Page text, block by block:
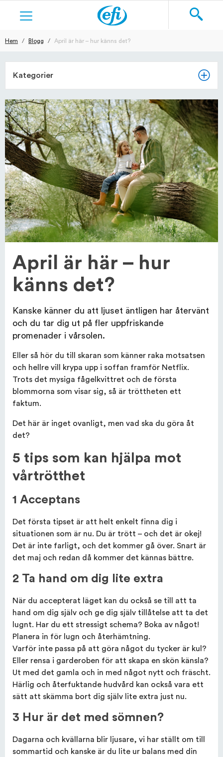
HUDVÅRD
RAKNING
TEXTILIER
BLOG
REGISTRERA DIG LOGGA IN
OM EFI AB
Hem Blogg April är här – hur känns det?
Kategorier
April är här – hur
känns det?
Kanske känner du att ljuset äntligen har återvänt
och du tar dig ut på fler uppfriskande
promenader i vårsolen.
Eller så hör du till skaran som känner raka motsatsen
och hellre vill krypa upp i soffan framför Netflix.
Trots det mysiga fågelkvittret och de första
blommorna som visar sig, så är tröttheten ett
faktum.
Det här är inget ovanligt, men vad ska du göra åt
det?
5 tips som kan hjälpa mot
vårtrötthet
1 Acceptans
Det första tipset är att helt enkelt finna dig i
situationen som är nu. Du är trött – och det är okej!
Det är inte farligt, och det kommer gå över. Snart är
det maj och redan då kommer det kännas bättre.
2 Ta hand om dig lite extra
När du accepterat läget kan du också se till att ta
hand om dig själv och ge dig själv tillåtelse att ta det
lugnt. Har du ett stressigt schema? Boka av något!
Planera in för lugn och återhämtning.
Varför inte passa på att göra något du tycker är kul?
Eller rensa i garderoben för att skapa en skön känsla?
Ut med det gamla och in med något nytt och fräscht.
Härlig och återfuktande hudvård kan också vara ett
sätt att skämma bort dig själv lite extra just nu.
3 Hur är det med sömnen?
Dagarna och kvällarna blir ljusare, vi har ställt om till
sommartid och kanske är du lite ur balans med din